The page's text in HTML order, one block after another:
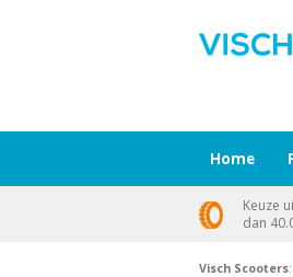
Visch Scooters:
Home
Keuze
dan